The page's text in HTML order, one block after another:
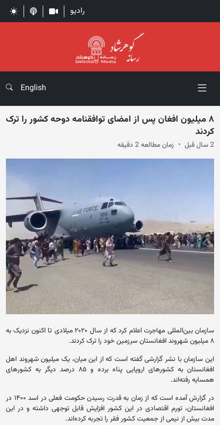
رادیو
English
۸ میلیون افغان پس از امضای توافقنامه دوحه کشور را ترک
کردند
2 سال قبل زمان مطالعه 2 دقیقه
سازمان بین‌المللی مهاجرت اعلام کرد که از سال ۲۰۲۰ میلادی تا اکنون نزدیک به
۸ میلیون شهروند افغانستان سرزمین خود را ترک کردند.
این سازمان با نشر گزارشی گفته است که از این میان، یک میلیون شهروند اهل
افغانستان به کشورهای اروپایی پناه برده و ۸۵ درصد دیگر به کشورهای
همسایه رفته‌اند.
در گزارش آمده است که از زمان به قدرت رسیدن حکومت فعلی در اسد ۱۴۰۰ در
افغانستان، تورم اقتصادی در این کشور افزایش قابل توجهی داشته و در این
مدت بیش از نیمی از جمعیت کشور فقر را تجربه کرده‌اند.